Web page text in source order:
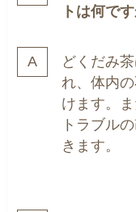
トは何で
どくだみ
れ、体内
けます。
トラブル
きます。